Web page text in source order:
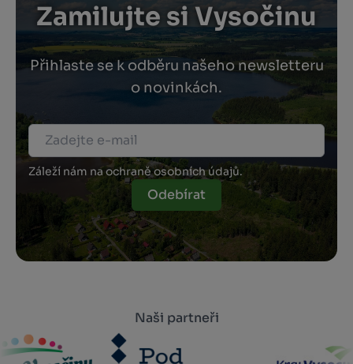
Zamilujte si Vysočinu
Přihlaste se k odběru našeho newsletteru
o novinkách.
Záleží nám na ochraně osobních údajů.
Odebírat
Naši partneři